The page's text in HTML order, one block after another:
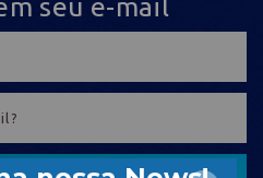
seu e-mail